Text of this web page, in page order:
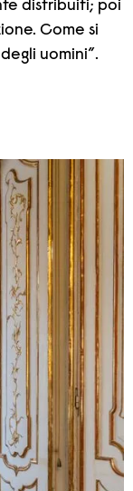
distribuiti; poi
Come si
uomini”.